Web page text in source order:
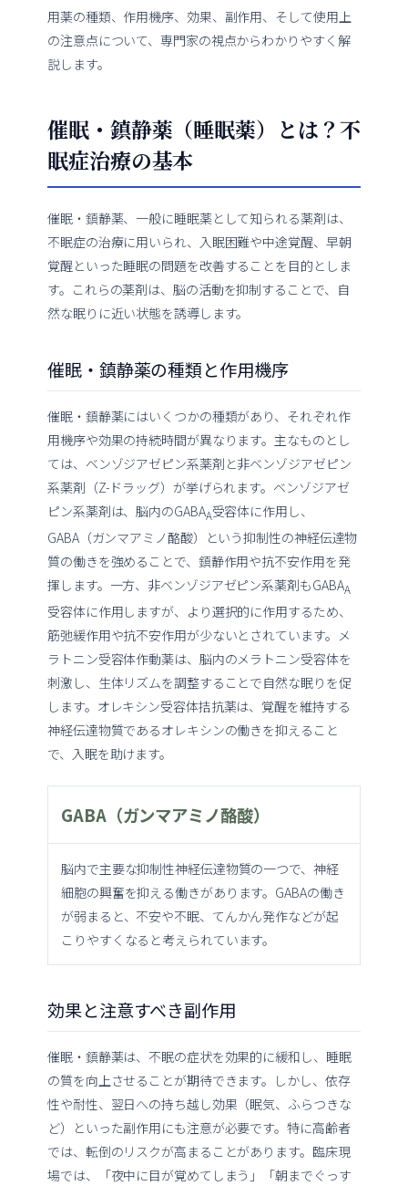
用薬の種類、作用機序、効果、副作用、そして使用上
の注意点について、専門家の視点からわかりやすく解
説します。
催眠・鎮静薬（睡眠薬）とは？不
眠症治療の基本
催眠・鎮静薬、一般に睡眠薬として知られる薬剤は、
不眠症の治療に用いられ、入眠困難や中途覚醒、早朝
覚醒といった睡眠の問題を改善することを目的としま
す。これらの薬剤は、脳の活動を抑制することで、自
然な眠りに近い状態を誘導します。
催眠・鎮静薬の種類と作用機序
催眠・鎮静薬にはいくつかの種類があり、それぞれ作
用機序や効果の持続時間が異なります。主なものとし
ては、ベンゾジアゼピン系薬剤と非ベンゾジアゼピン
系薬剤（Z-ドラッグ）が挙げられます。ベンゾジアゼ
ピン系薬剤は、脳内のGABAA受容体に作用し、
GABA（ガンマアミノ酪酸）という抑制性の神経伝達物
質の働きを強めることで、鎮静作用や抗不安作用を発
揮します。一方、非ベンゾジアゼピン系薬剤もGABAA
受容体に作用しますが、より選択的に作用するため、
筋弛緩作用や抗不安作用が少ないとされています。メ
ラトニン受容体作動薬は、脳内のメラトニン受容体を
刺激し、生体リズムを調整することで自然な眠りを促
します。オレキシン受容体拮抗薬は、覚醒を維持する
神経伝達物質であるオレキシンの働きを抑えること
で、入眠を助けます。
GABA（ガンマアミノ酪酸）
脳内で主要な抑制性神経伝達物質の一つで、神経
細胞の興奮を抑える働きがあります。GABAの働き
が弱まると、不安や不眠、てんかん発作などが起
こりやすくなると考えられています。
効果と注意すべき副作用
催眠・鎮静薬は、不眠の症状を効果的に緩和し、睡眠
の質を向上させることが期待できます。しかし、依存
性や耐性、翌日への持ち越し効果（眠気、ふらつきな
ど）といった副作用にも注意が必要です。特に高齢者
では、転倒のリスクが高まることがあります。臨床現
場では、「夜中に目が覚めてしまう」「朝までぐっす